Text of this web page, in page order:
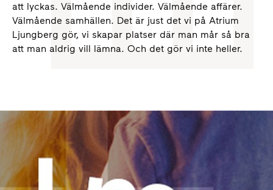
att lyckas. Välmående individer. Välmående affärer.
Välmående samhällen. Det är just det vi på Atrium
Ljungberg gör, vi skapar platser där man mår så bra
att man aldrig vill lämna. Och det gör vi inte heller.
Ladda ner Human City Index